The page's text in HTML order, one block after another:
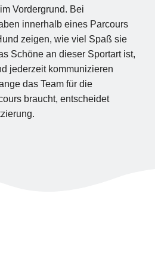
Vordergrund. Bei
innerhalb eines Parcours
zeigen, wie viel Spaß sie
Schöne an dieser Sportart ist,
jederzeit kommunizieren
das Team für die
braucht, entscheidet